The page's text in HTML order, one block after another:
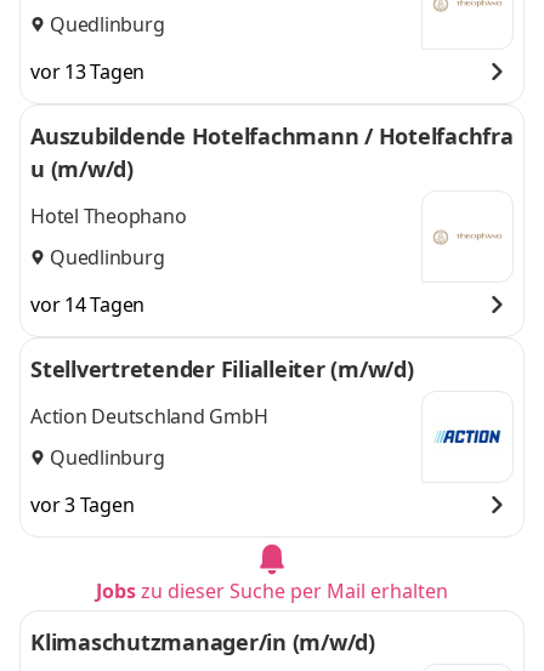
Quedlinburg
vor 13 Tagen
Auszubildende Hotelfachmann / Hotelfachfra
u (m/w/d)
Hotel Theophano
Quedlinburg
vor 14 Tagen
Stellvertretender Filialleiter (m/w/d)
Action Deutschland GmbH
Quedlinburg
vor 3 Tagen
Jobszu dieser Suche per Mail erhalten
Klimaschutzmanager/in (m/w/d)